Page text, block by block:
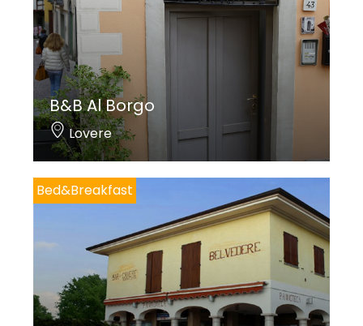
B&B Al Borgo
Lovere
Bed&Breakfast